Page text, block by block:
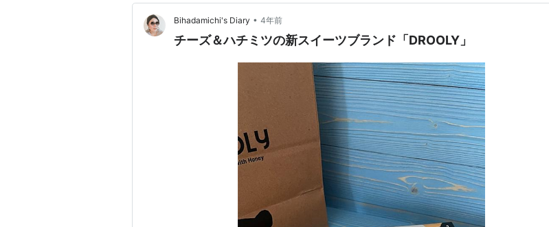
Bihadamichi's Diary • 4年前
チーズ＆ハチミツの新スイーツブランド「DROOLY」